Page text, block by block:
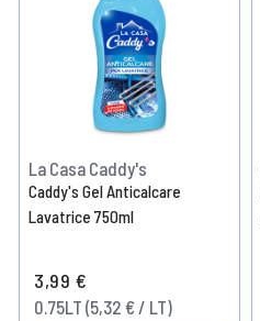
La Casa Caddy's
Caddy's Gel Anticalcare
Lavatrice 750ml
3,99 €
0.75LT (5,32 € / LT)